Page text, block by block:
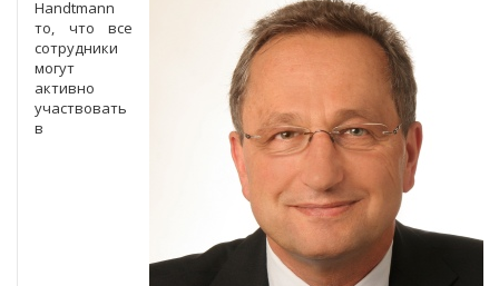
Handtmann
то, что все
сотрудники
могут
активно
участвовать
в